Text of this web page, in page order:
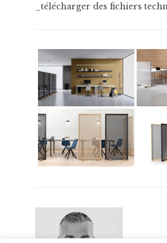
_télécharger des fichiers